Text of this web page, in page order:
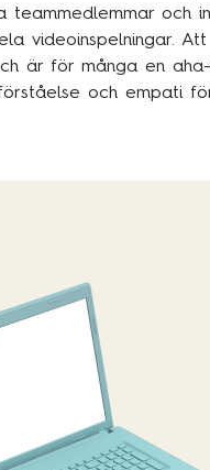
teammedlemmar och
videoinspelningar.
är för många en
och empati